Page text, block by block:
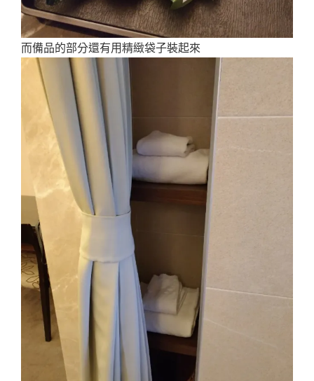
而備品的部分還有用精緻袋子裝起來